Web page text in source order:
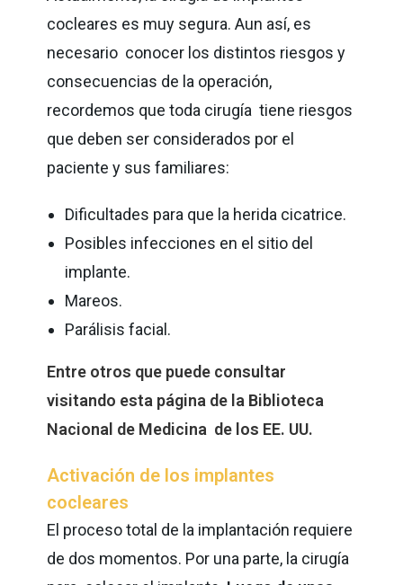
cocleares es muy segura. Aun así, es
necesario conocer los distintos riesgos y
consecuencias de la operación,
recordemos que toda cirugía tiene riesgos
que deben ser considerados por el
paciente y sus familiares:
Dificultades para que la herida cicatrice.
Posibles infecciones en el sitio del
implante.
Mareos.
Parálisis facial.
Entre otros que puede consultar
visitando esta página de la Biblioteca
Nacional de Medicina de los EE. UU.
Activación de los implantes
cocleares
El proceso total de la implantación requiere
de dos momentos. Por una parte, la cirugía